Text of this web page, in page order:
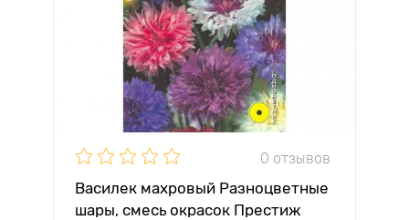
0 отзывов
Василек махровый Разноцветные
шары, смесь окрасок Престиж